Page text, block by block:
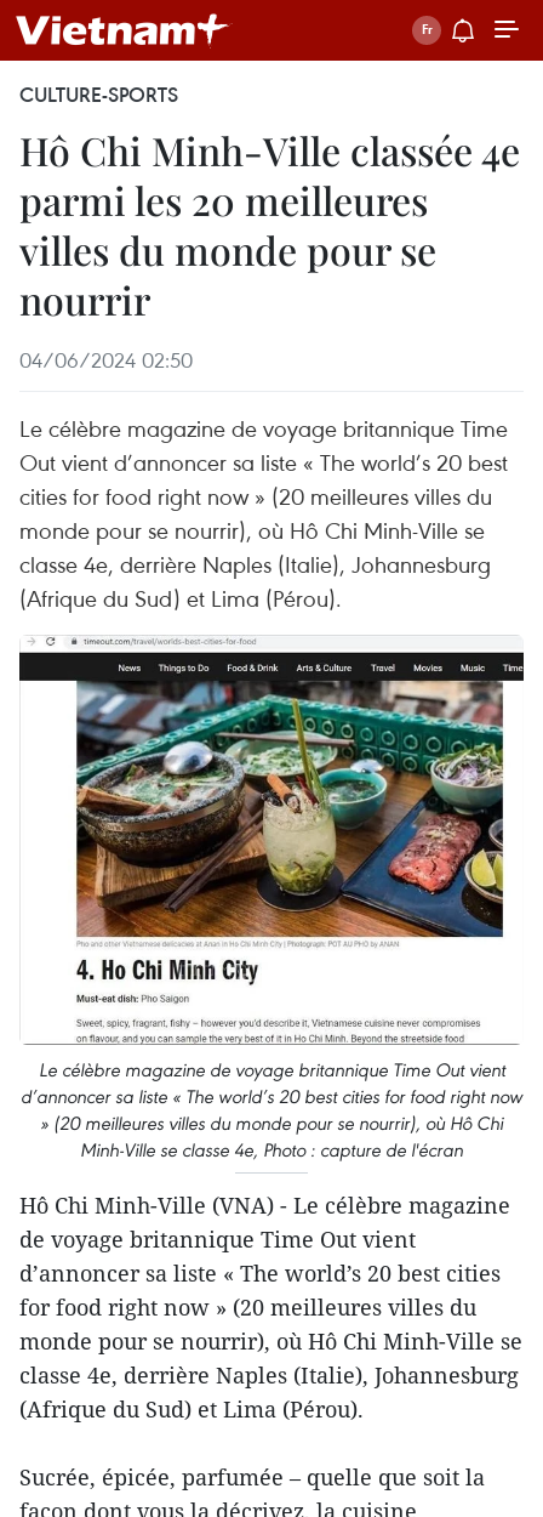
CULTURE-SPORTS
Hô Chi Minh-Ville classée 4e
parmi les 20 meilleures
villes du monde pour se
nourrir
04/06/2024 02:50
Le célèbre magazine de voyage britannique Time
Out vient d’annoncer sa liste « The world’s 20 best
cities for food right now » (20 meilleures villes du
monde pour se nourrir), où Hô Chi Minh-Ville se
classe 4e, derrière Naples (Italie), Johannesburg
(Afrique du Sud) et Lima (Pérou).
Le célèbre magazine de voyage britannique Time Out vient
d’annoncer sa liste « The world’s 20 best cities for food right now
» (20 meilleures villes du monde pour se nourrir), où Hô Chi
Minh-Ville se classe 4e, Photo : capture de l'écran
Hô Chi Minh-Ville (VNA) - Le célèbre magazine
de voyage britannique Time Out vient
d’annoncer sa liste « The world’s 20 best cities
for food right now » (20 meilleures villes du
monde pour se nourrir), où Hô Chi Minh-Ville se
classe 4e, derrière Naples (Italie), Johannesburg
(Afrique du Sud) et Lima (Pérou).
Sucrée, épicée, parfumée – quelle que soit la
façon dont vous la décrivez, la cuisine